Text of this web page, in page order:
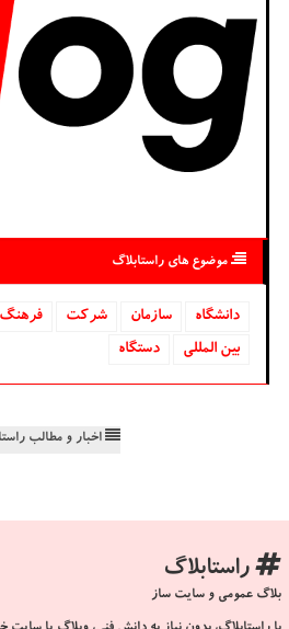
موضوع های راستابلاگ
دانشگاه‌ سازمان شركت فرهنگ
بین المللی
دستگاه
اخبار و مطالب
راستابلاگ
بلاگ عمومی و سایت ساز